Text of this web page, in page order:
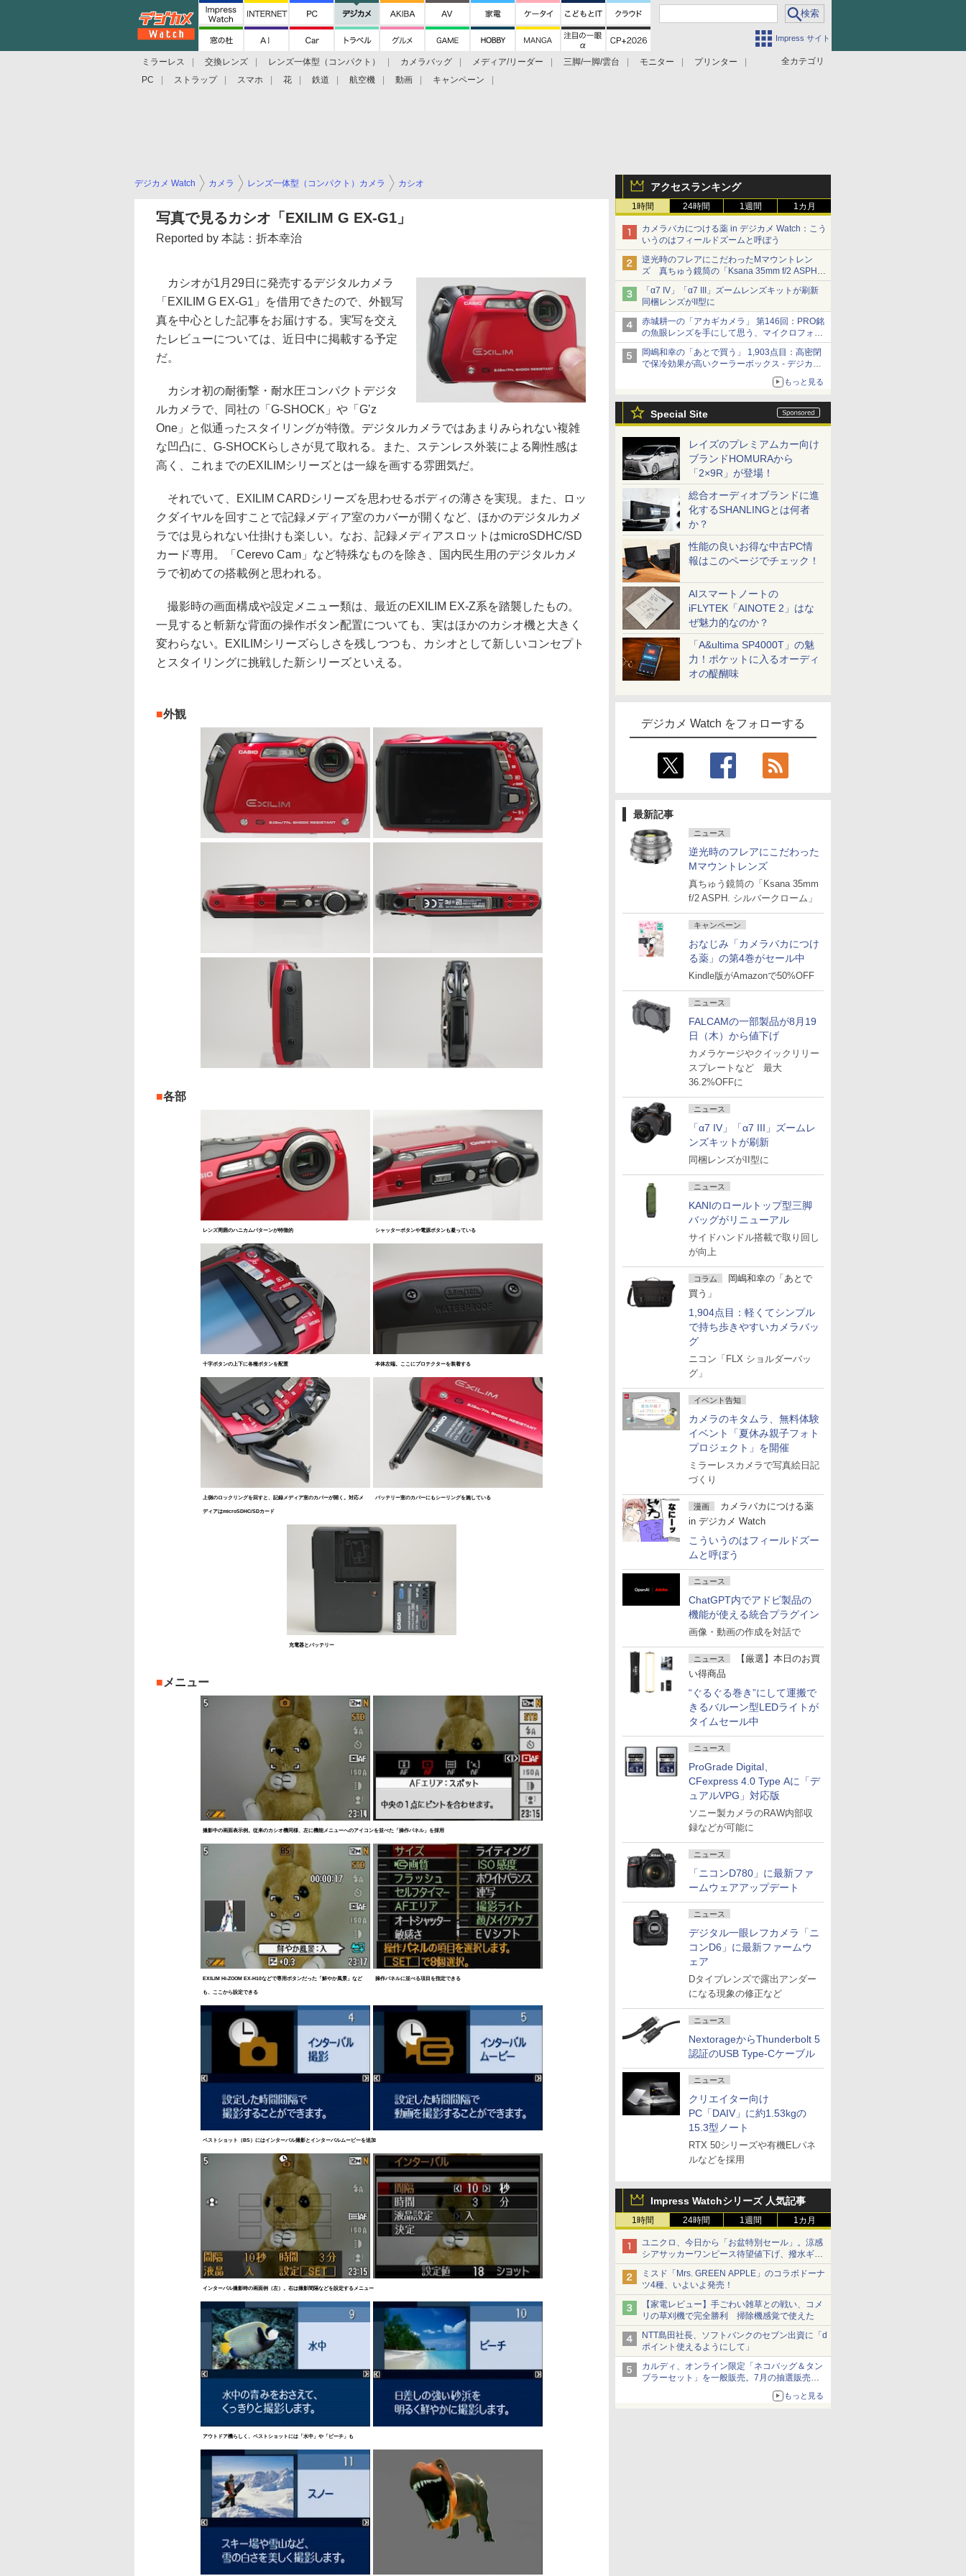
Impress サイト
全カテゴリ
ミラーレス 交換レンズ レンズ一体型（コンパクト） カメラバッグ メディア/リーダー 三脚/一脚/雲台 モニター
プリンター
PC
ストラップ スマホ 花 鉄道 航空機 動画 キャンペーン
アクセスランキング
1時間 24時間 1週間 1カ月
カメラバカにつける薬 in デジカメ Watch：こう
いうのはフィールドズームと呼ぼう
逆光時のフレアにこだわったMマウントレン
ズ 真ちゅう鏡筒の「Ksana 35mm f/2 ASPH.
シルバークローム」
「α7 IV」「α7 III」ズームレンズキットが刷新
同梱レンズがII型に
赤城耕一の「アカギカメラ」 第146回：PRO銘
の魚眼レンズを手にして思う、マイクロフォー
サーズへの期待と可能性
岡嶋和幸の「あとで買う」 1,903点目：高密閉
で保冷効果が高いクーラーボックス - デジカメ
もっと見る
Special Site
レイズのプレミアムカー向け
ブランドHOMURAから
「2×9R」が登場！
総合オーディオブランドに進
化するSHANLINGとは何者
か？
性能の良いお得な中古PC情
報はこのページでチェック！
AIスマートノートの
iFLYTEK「AINOTE 2」はな
ぜ魅力的なのか？
「A&ultima SP4000T」の魅
力！ポケットに入るオーディ
オの醍醐味
デジカメ Watch をフォローする
最新記事
ニュース
逆光時のフレアにこだわった
Mマウントレンズ
真ちゅう鏡筒の「Ksana 35mm
f/2 ASPH. シルバークローム」
キャンペーン
おなじみ「カメラバカにつけ
る薬」の第4巻がセール中
Kindle版がAmazonで50%OFF
ニュース
FALCAMの一部製品が8月19
日（木）から値下げ
カメラケージやクイックリリー
スプレートなど 最大
36.2%OFFに
ニュース
「α7 IV」「α7 III」ズームレ
ンズキットが刷新
同梱レンズがII型に
ニュース
KANIのロールトップ型三脚
バッグがリニューアル
サイドハンドル搭載で取り回し
が向上
コラム
岡嶋和幸の「あとで
買う」
1,904点目：軽くてシンプル
で持ち歩きやすいカメラバッ
グ
ニコン「FLX ショルダーバッ
グ」
イベント告知
カメラのキタムラ、無料体験
イベント「夏休み親子フォト
プロジェクト」を開催
ミラーレスカメラで写真絵日記
づくり
漫画
カメラバカにつける薬
in デジカメ Watch
こういうのはフィールドズー
ムと呼ぼう
ニュース
ChatGPT内でアドビ製品の
機能が使える統合プラグイン
画像・動画の作成を対話で
ニュース
【厳選】本日のお買
い得商品
“ぐるぐる巻き”にして運搬で
きるバルーン型LEDライトが
タイムセール中
ニュース
ProGrade Digital、
CFexpress 4.0 Type Aに「デ
ュアルVPG」対応版
ソニー製カメラのRAW内部収
録などが可能に
ニュース
「ニコンD780」に最新ファ
ームウェアアップデート
ニュース
デジタル一眼レフカメラ「ニ
コンD6」に最新ファームウ
ェア
Dタイプレンズで露出アンダー
になる現象の修正など
ニュース
NextorageからThunderbolt 5
認証のUSB Type-Cケーブル
ニュース
クリエイター向け
PC「DAIV」に約1.53kgの
15.3型ノート
RTX 50シリーズや有機ELパネ
ルなどを採用
Impress Watchシリーズ 人気記事
1時間 24時間 1週間 1カ月
ユニクロ、今日から「お盆特別セール」。涼感
シアサッカーワンピース待望値下げ、撥水ギア
ショーツは1990円に
ミスド「Mrs. GREEN APPLE」のコラボドーナ
ツ4種、いよいよ発売！
【家電レビュー】手ごわい雑草との戦い、コメ
リの草刈機で完全勝利 掃除機感覚で使えた
NTT島田社長、ソフトバンクのセブン出資に「d
ポイント使えるようにして」
カルディ、オンライン限定「ネコバッグ＆タン
ブラーセット」を一般販売。7月の抽選販売の
もっと見る
デジカメ Watch カメラ レンズ一体型（コンパクト）カメラ カシオ
写真で見るカシオ「EXILIM G EX-G1」
Reported by 本誌：折本幸治
カシオが1月29日に発売するデジタルカメラ
「EXILIM G EX-G1」を借用できたので、外観写
真を中心とした記事をお届けする。実写を交え
たレビューについては、近日中に掲載する予定
だ。
カシオ初の耐衝撃・耐水圧コンパクトデジタ
ルカメラで、同社の「G-SHOCK」や「G’z
One」と似通ったスタイリングが特徴。デジタルカメラではあまりみられない複雑
な凹凸に、G-SHOCKらしさが見て取れる。また、ステンレス外装による剛性感は
高く、これまでのEXILIMシリーズとは一線を画する雰囲気だ。
それでいて、EXILIM CARDシリーズを思わせるボディの薄さを実現。また、ロッ
クダイヤルを回すことで記録メディア室のカバーが開くなど、ほかのデジタルカメ
ラでは見られない仕掛けも楽しい。なお、記録メディアスロットはmicroSDHC/SD
カード専用。「Cerevo Cam」など特殊なものを除き、国内民生用のデジタルカメ
ラで初めての搭載例と思われる。
撮影時の画面構成や設定メニュー類は、最近のEXILIM EX-Z系を踏襲したもの。
一見すると斬新な背面の操作ボタン配置についても、実はほかのカシオ機と大きく
変わらない。EXILIMシリーズらしさを残しつつも、カシオとして新しいコンセプト
とスタイリングに挑戦した新シリーズといえる。
■外観
■各部
レンズ周囲のハニカムパターンが特徴的 シャッターボタンや電源ボタンも凝っている
十字ボタンの上下に各種ボタンを配置 本体左端。ここにプロテクターを装着する
上側のロックリングを回すと、記録メディア室のカバーが開く。対応メ
ディアはmicroSDHC/SDカード
バッテリー室のカバーにもシーリングを施している
充電器とバッテリー
■ メニュー
撮影中の画面表示例。従来のカシオ機同様、左に機能メニューへのアイコンを並べた「操作パネル」を採用
EXILIM Hi-ZOOM EX-H10などで専用ボタンだった「鮮やか風景」など
も、ここから設定できる
操作パネルに並べる項目を指定できる
ベストショット（BS）にはインターバル撮影とインターバルムービーを追加
インターバル撮影時の画面例（左）。右は撮影間隔などを設定するメニュー
アウトドア機らしく、ベストショットには「水中」や「ビーチ」も